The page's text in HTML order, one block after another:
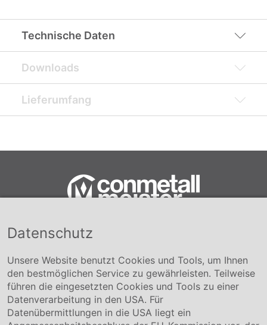
Technische Daten
Downloads
Lieferumfang
Conmetall Meister GmbH
+49 5141-180
info@conmetallmeister.de
www.conmetallmeister.de
Unternehmen
Datenschutz
Unsere Website benutzt Cookies und Tools, um Ihnen
den bestmöglichen Service zu gewährleisten. Teilweise
führen die eingesetzten Cookies und Tools zu einer
Datenverarbeitung in den USA. Für
Datenübermittlungen in die USA liegt ein